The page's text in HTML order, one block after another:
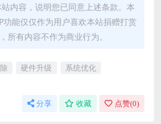
内容，说明您已同意上述条款。本
功能仅仅作为用户喜欢本站捐赠打赏
所有内容不作为商业行为。
硬件升级
系统优化
分享 收藏 点赞(0)